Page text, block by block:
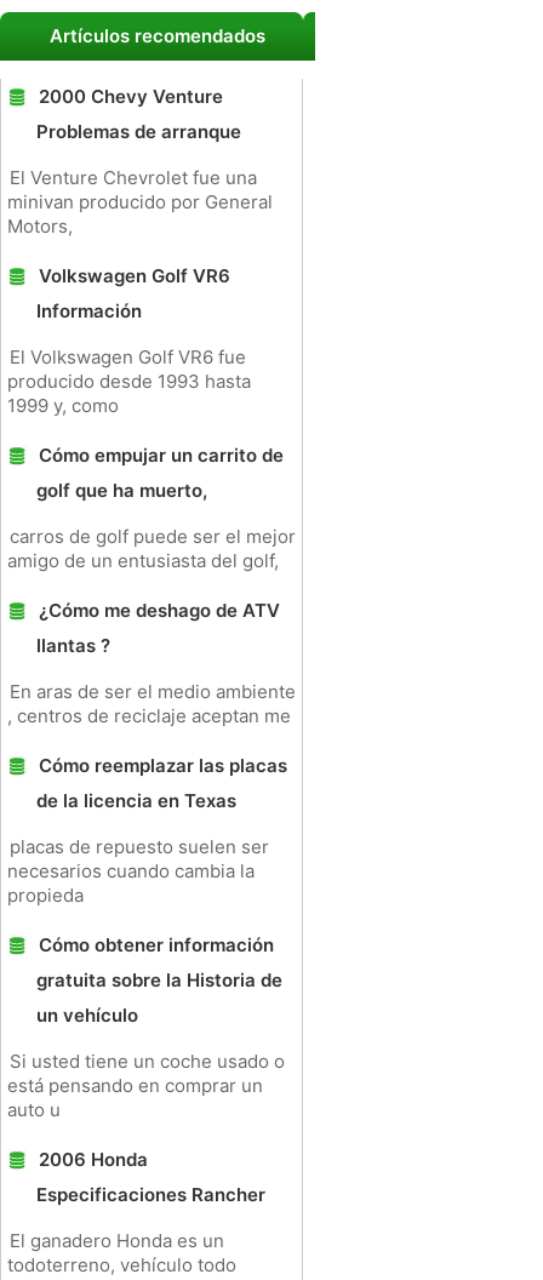
Artículos recomendados
2000 Chevy Venture
Problemas de arranque
El Venture Chevrolet fue una
minivan producido por General
Motors,
Volkswagen Golf VR6
Información
El Volkswagen Golf VR6 fue
producido desde 1993 hasta
1999 y, como
Cómo empujar un carrito de
golf que ha muerto,
carros de golf puede ser el mejor
amigo de un entusiasta del golf,
¿Cómo me deshago de ATV
llantas ?
En aras de ser el medio ambiente
, centros de reciclaje aceptan me
Cómo reemplazar las placas
de la licencia en Texas
placas de repuesto suelen ser
necesarios cuando cambia la
propieda
Cómo obtener información
gratuita sobre la Historia de
un vehículo
Si usted tiene un coche usado o
está pensando en comprar un
auto u
2006 Honda
Especificaciones Rancher
El ganadero Honda es un
todoterreno, vehículo todo